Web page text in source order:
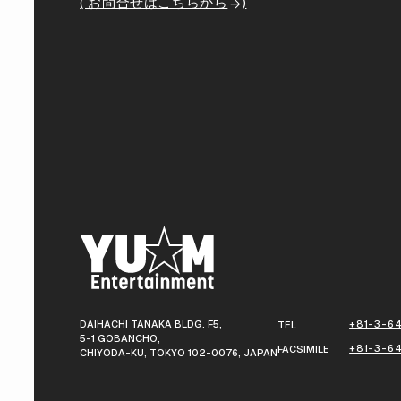
DAIHACHI TANAKA BLDG. F5,
5-1 GOBANCHO,
CHIYODA-KU, TOKYO 102-0076, JAPAN
TEL
+81-3-
FACSIMILE
+81-3-